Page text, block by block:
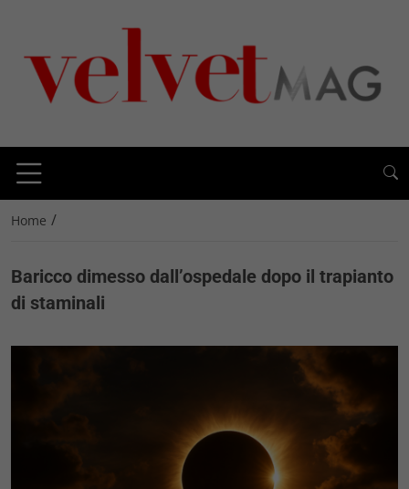
Home /
Baricco dimesso dall’ospedale dopo il trapianto
di staminali